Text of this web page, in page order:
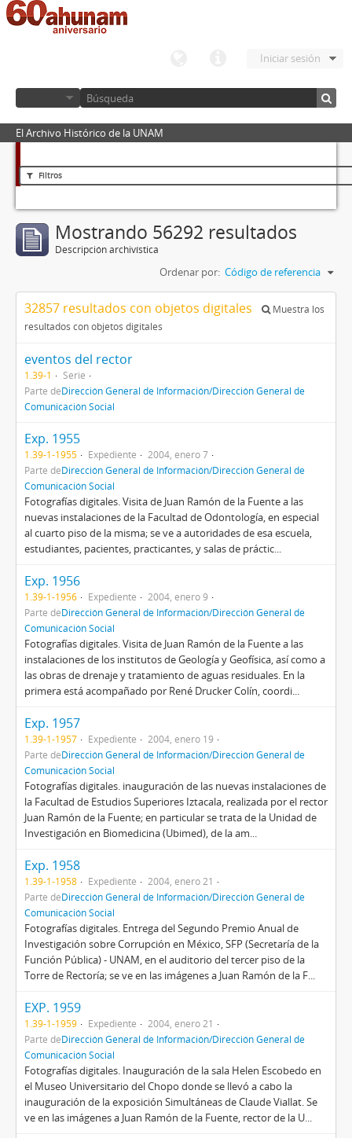
Iniciar sesión
El Archivo Histórico de la UNAM
Filtros
Mostrando 56292 resultados
Descripción archivística
Ordenar por: Código de referencia
32857 resultados con objetos digitales
Muestra los
resultados con objetos digitales
eventos del rector
1.39-1
Serie
Parte deDirección General de Información/Dirección General de
Comunicación Social
Exp. 1955
1.39-1-1955 Expediente
2004, enero 7
Parte deDirección General de Información/Dirección General de
Comunicación Social
Fotografías digitales. Visita de Juan Ramón de la Fuente a las
nuevas instalaciones de la Facultad de Odontología, en especial
al cuarto piso de la misma; se ve a autoridades de esa escuela,
estudiantes, pacientes, practicantes, y salas de práctic...
Exp. 1956
1.39-1-1956 Expediente
2004, enero 9
Parte deDirección General de Información/Dirección General de
Comunicación Social
Fotografías digitales. Visita de Juan Ramón de la Fuente a las
instalaciones de los institutos de Geología y Geofísica, así como a
las obras de drenaje y tratamiento de aguas residuales. En la
primera está acompañado por René Drucker Colín, coordi...
Exp. 1957
1.39-1-1957 Expediente
2004, enero 19
Parte deDirección General de Información/Dirección General de
Comunicación Social
Fotografías digitales. inauguración de las nuevas instalaciones de
la Facultad de Estudios Superiores Iztacala, realizada por el rector
Juan Ramón de la Fuente; en particular se trata de la Unidad de
Investigación en Biomedicina (Ubimed), de la am...
Exp. 1958
1.39-1-1958 Expediente
2004, enero 21
Parte deDirección General de Información/Dirección General de
Comunicación Social
Fotografías digitales. Entrega del Segundo Premio Anual de
Investigación sobre Corrupción en México, SFP (Secretaría de la
Función Pública) - UNAM, en el auditorio del tercer piso de la
Torre de Rectoría; se ve en las imágenes a Juan Ramón de la F...
EXP. 1959
1.39-1-1959 Expediente
2004, enero 21
Parte deDirección General de Información/Dirección General de
Comunicación Social
Fotografías digitales. Inauguración de la sala Helen Escobedo en
el Museo Universitario del Chopo donde se llevó a cabo la
inauguración de la exposición Simultáneas de Claude Viallat. Se
ve en las imágenes a Juan Ramón de la Fuente, rector de la U...